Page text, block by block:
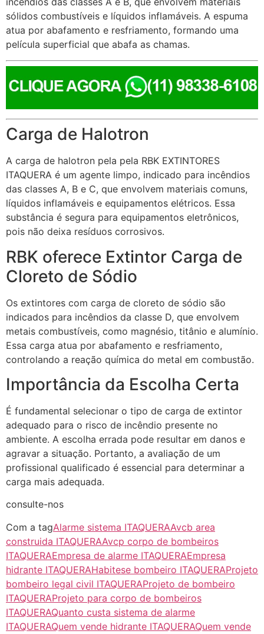
sólidos combustíveis e líquidos inflamáveis. A espuma
atua por abafamento e resfriamento, formando uma
película superficial que abafa as chamas.
Carga de Halotron
A carga de halotron pela pela RBK EXTINTORES
ITAQUERA é um agente limpo, indicado para incêndios
das classes A, B e C, que envolvem materiais comuns,
líquidos inflamáveis e equipamentos elétricos. Essa
substância é segura para equipamentos eletrônicos,
pois não deixa resíduos corrosivos.
RBK oferece Extintor Carga de
Cloreto de Sódio
Os extintores com carga de cloreto de sódio são
indicados para incêndios da classe D, que envolvem
metais combustíveis, como magnésio, titânio e alumínio.
Essa carga atua por abafamento e resfriamento,
controlando a reação química do metal em combustão.
Importância da Escolha Certa
É fundamental selecionar o tipo de carga de extintor
adequado para o risco de incêndio presente no
ambiente. A escolha errada pode resultar em danos e
agravar a situação. Portanto, a avaliação de um
profissional qualificado é essencial para determinar a
carga mais adequada.
consulte-nos
Com a tagAlarme sistema ITAQUERAAvcb area
construida ITAQUERAAvcp corpo de bombeiros
ITAQUERAEmpresa de alarme ITAQUERAEmpresa
hidrante ITAQUERAHabitese bombeiro ITAQUERAProjeto
bombeiro legal civil ITAQUERAProjeto de bombeiro
ITAQUERAProjeto para corpo de bombeiros
ITAQUERAQuanto custa sistema de alarme
ITAQUERAQuem vende hidrante ITAQUERAQuem vende